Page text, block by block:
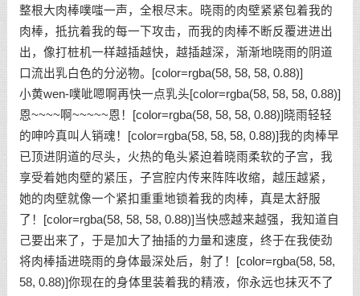
整根大肉棒噗嗤一声，全根尽末。晓雨的肉壁紧紧包着我的
肉棒，抵抗着我的每一下攻击，而我的肉棒不断反覆进进出
出，像打桩机一样越插越快，越插越深，渐渐地晓雨的阴道
口流出乳白色的分泌物。[color=rgba(58, 58, 58, 0.88)]
小黄wen-噗呲嗯啊再快一点乳头[color=rgba(58, 58, 58, 0.88)]
恩~~~~啊~~~~~恩！[color=rgba(58, 58, 58, 0.88)]晓雨轻轻
的呻吟真叫人销魂！[color=rgba(58, 58, 58, 0.88)]我的肉棒早
已顶进阴道的尽头，火热的龟头紧迫着晓雨柔软的子宫，我
享受着她肉壁的紧压，子宫腔内传来阵阵收缩，越压越紧，
她的肉壁就像一个紧扣重重地锁着我的肉棒，真是太舒服
了！[color=rgba(58, 58, 58, 0.88)]当快感越来越强，我知道自
己要出来了，于是加大了抽插的力量和速度，终于在我使劲
将肉棒插进晓雨的身体最深处后，射了！[color=rgba(58, 58,
58, 0.88)]你现在的身体里装着我的精液，你永远也抹灭不了